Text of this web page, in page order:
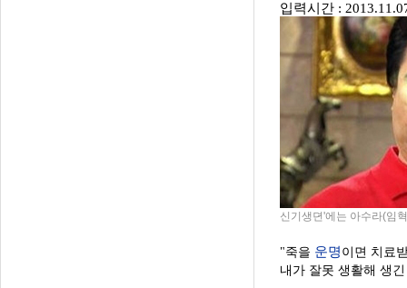
입력시간 :
신기생뎐'에는 아수라(임
"죽을 운명 이면 치료
내가 잘못 생활해 생